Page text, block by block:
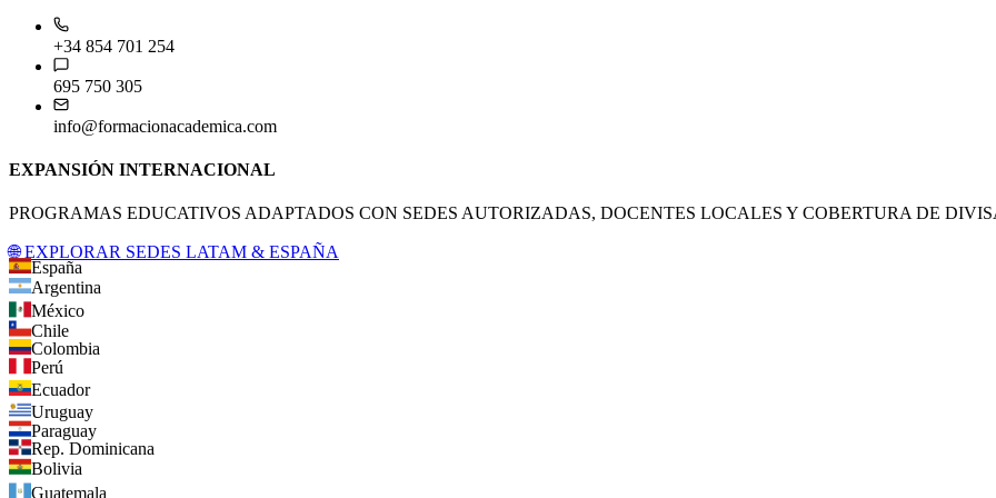
+34 854 701 254
695 750 305
info@formacionacademica.com
EXPANSIÓN INTERNACIONAL
PROGRAMAS EDUCATIVOS ADAPTADOS CON SEDES AUTORIZADAS, DOCENTES LOCALES Y COBERTURA DE
🌐 EXPLORAR SEDES LATAM & ESPAÑA
España
Argentina
México
Chile
Colombia
Perú
Ecuador
Uruguay
Paraguay
Rep. Dominicana
Bolivia
Guatemala